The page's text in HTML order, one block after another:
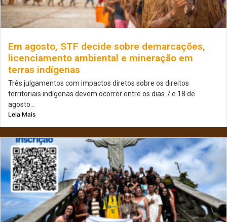
Em agosto, STF decide sobre demarcações,
licenciamento ambiental e mineração em
terras indígenas
Três julgamentos com impactos diretos sobre os direitos
territoriais indígenas devem ocorrer entre os dias 7 e 18 de
agosto...
Leia Mais